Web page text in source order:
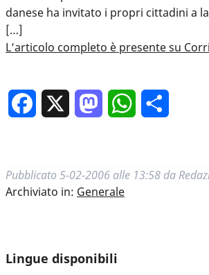
danese ha invitato i propri cittadini a
[…]
L’articolo completo è presente su
Facebook MastodonWhatsApp
Pubblicato 5-02-2006 alle 13:58 da
Archiviato in: Generale
Lingue disponibili